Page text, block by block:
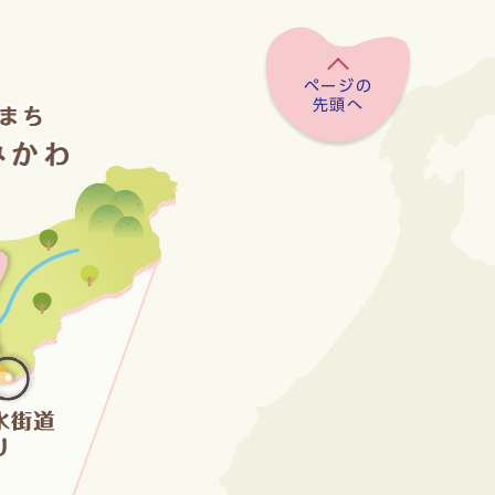
ページの
先頭へ